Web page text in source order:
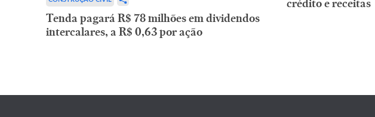
Tenda pagará R$ 78 milhões em dividendos
intercalares, a R$ 0,63 por ação
crédito e receitas